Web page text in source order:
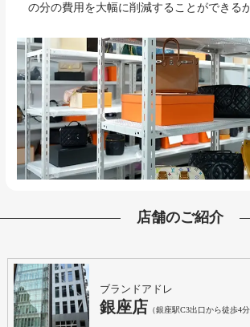
の分の費用を大幅に削減することができる
店舗のご紹介
ブランドアドレ
銀座店 （銀座駅C3出口から徒歩4分